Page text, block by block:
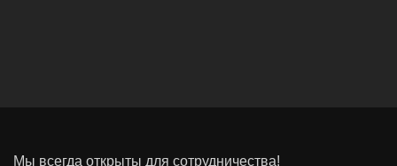
Мы всегда открыты для сотрудничества!